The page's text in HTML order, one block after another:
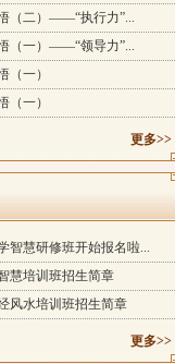
（二）——“执行力”...
（一）——“领导力”...
（一）
（一）
更多>>
智慧研修班开始报名啦...
慧培训班招生简章
风水培训班招生简章
更多>>